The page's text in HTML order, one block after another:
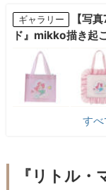
ギャラリー
【写
ド』mikko描き起
すべ
『リトル